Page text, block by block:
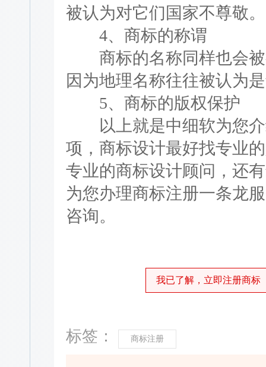
被认为对它们国家不尊敬。
4、商标的称谓
商标的名称同样也会被
因为地理名称往往被认为
5、商标的版权保护
以上就是中细软为您介
项，商标设计最好找专业
专业的商标设计顾问，还
为您办理商标注册一条龙
咨询。
我已了解，立即注册商标
标签： 商标注册